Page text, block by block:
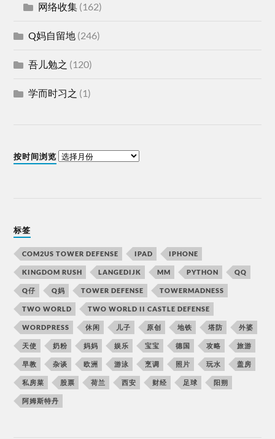
网络收集 (162)
Q妈自留地 (246)
吾儿勉之 (120)
学而时习之 (1)
按时间浏览
标签
COM2US TOWER DEFENSE IPAD IPHONE
KINGDOM RUSH LANGEDIJK MM PYTHON QQ
Q仔 Q妈 TOWER DEFENSE TOWERMADNESS
TWO WORLD TWO WORLD II CASTLE DEFENSE
WORDPRESS 休闲 儿子 原创 地铁 塔防 外婆
天使 奶粉 妈妈 娱乐 宝宝 德国 攻略 旅游
早教 杂谈 欧洲 游泳 烹调 照片 玩水 盖房
私房菜 股票 荷兰 西安 财经 足球 阳朔
阿姆斯特丹